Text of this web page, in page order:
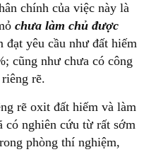
chính của việc này là
chưa làm chủ được
đạt yêu cầu như đất hiếm
cũng như chưa có công
rẽ.
rẽ oxit đất hiếm và làm
có nghiên cứu từ rất sớm
phòng thí nghiệm,